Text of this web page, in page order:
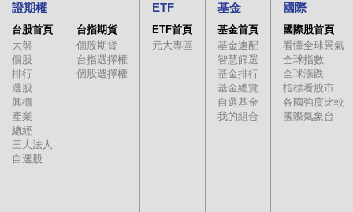
證期權
台股首頁
大盤
個股
排行
選股
興櫃
產業
總經
三大法人
自選股
台指期貨
個股期貨
台指選擇權
個股選擇權
ETF
ETF首頁
元大專區
基金
基金首頁
基金速配
智慧篩選
基金排行
基金總覽
自選基金
我的組合
國際
國際股首頁
看懂全球景氣
全球指數
全球漲跌
指標看股市
各國強度比較
國際氣象台